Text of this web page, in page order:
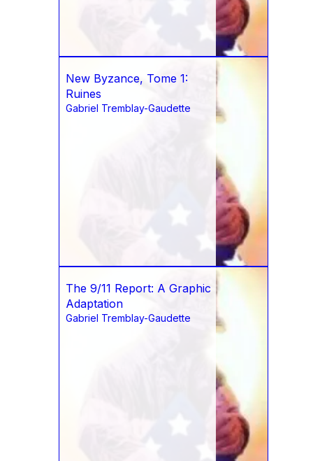
New Byzance, Tome 1:
Ruines
Gabriel Tremblay-Gaudette
The 9/11 Report: A Graphic
Adaptation
Gabriel Tremblay-Gaudette